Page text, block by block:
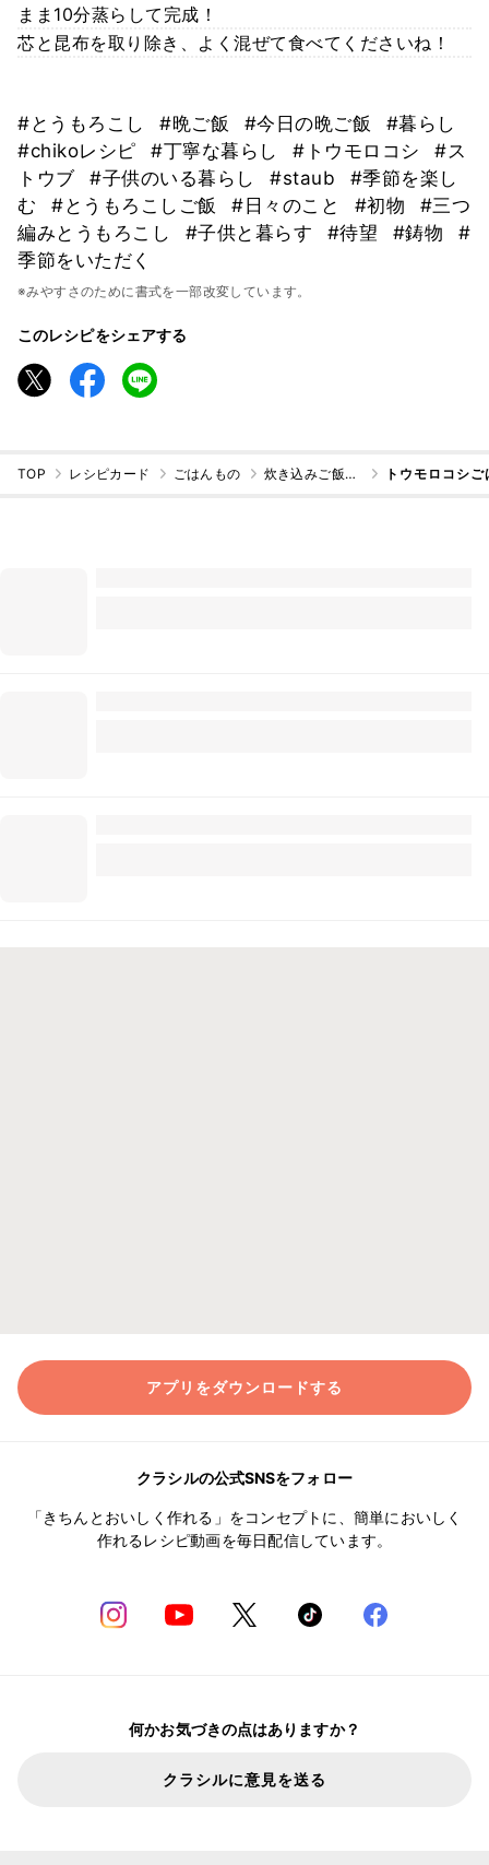
まま10分蒸らして完成！
芯と昆布を取り除き、よく混ぜて食べてくださいね！
#とうもろこし #晩ご飯 #今日の晩ご飯
#暮らし
#chikoレシピ
#丁寧な暮らし #トウモロコシ
#ス
トウブ
#子供のいる暮らし #staub
#季節を楽し
む
#とうもろこしご飯 #日々のこと #初物
#三つ
編みとうもろこし
#子供と暮らす #待望 #鋳物
#
季節をいただく
※みやすさのために書式を一部改変しています。
このレシピをシェアする
TOP レシピカード ごはんもの 炊き込みご飯・混ぜご飯 トウモロコシご
アプリをダウンロードする
クラシルの公式SNSをフォロー
「きちんとおいしく作れる」をコンセプトに、簡単においしく
作れるレシピ動画を毎日配信しています。
何かお気づきの点はありますか？
クラシルに意見を送る